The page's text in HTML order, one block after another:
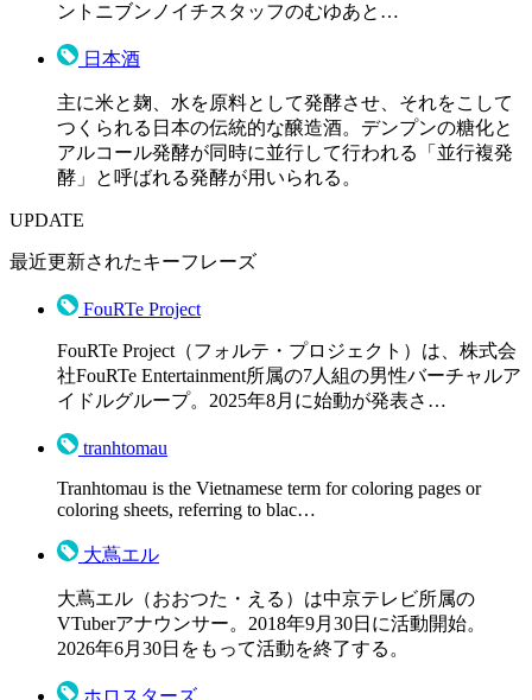
ントニブンノイチスタッフのむゆあと…
日本酒
主に米と麹、水を原料として発酵させ、それをこして
つくられる日本の伝統的な醸造酒。デンプンの糖化と
アルコール発酵が同時に並行して行われる「並行複発
酵」と呼ばれる発酵が用いられる。
UPDATE
最近更新されたキーフレーズ
FouRTe Project
FouRTe Project（フォルテ・プロジェクト）は、株式会
社FouRTe Entertainment所属の7人組の男性バーチャルア
イドルグループ。2025年8月に始動が発表さ…
tranhtomau
Tranhtomau is the Vietnamese term for coloring pages or
coloring sheets, referring to blac…
大蔦エル
大蔦エル（おおつた・える）は中京テレビ所属の
VTuberアナウンサー。2018年9月30日に活動開始。
2026年6月30日をもって活動を終了する。